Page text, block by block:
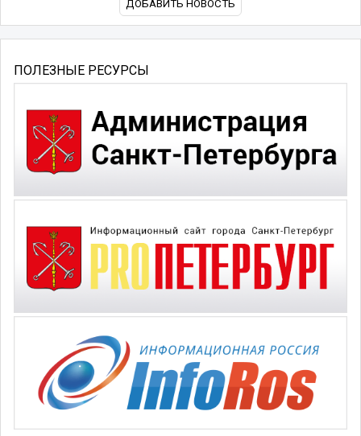
ДОБАВИТЬ НОВОСТЬ
ПОЛЕЗНЫЕ РЕСУРСЫ